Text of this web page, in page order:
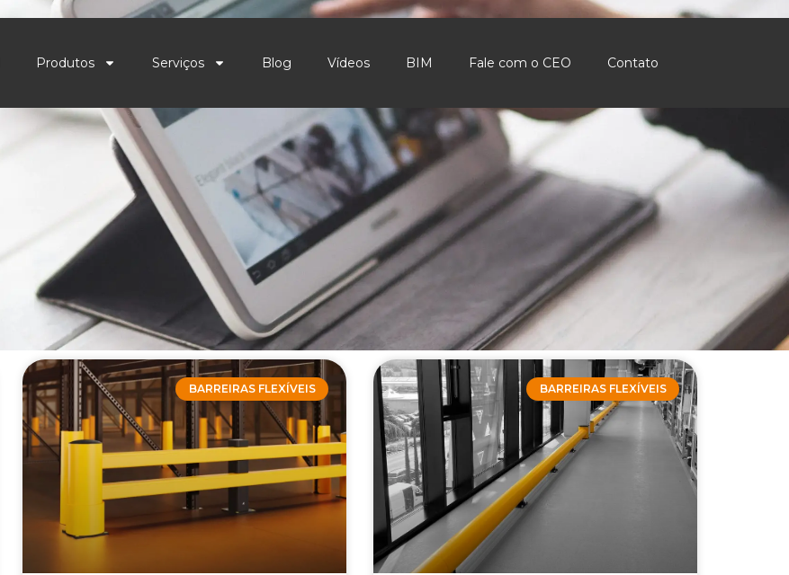
Produtos Serviços Blog Vídeos BIM Fale com o CEO Contato
BARREIRAS FLEXÍVEIS BARREIRAS FLEXÍVEIS